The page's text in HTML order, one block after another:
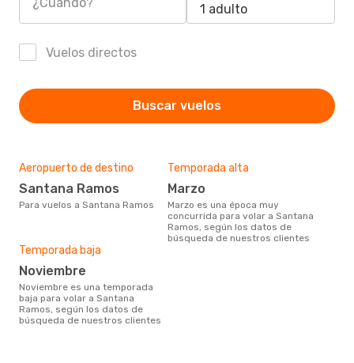
1 adulto
Vuelos directos
Buscar vuelos
Aeropuerto de destino
Santana Ramos
Para vuelos a Santana Ramos
Temporada alta
marzo
marzo es una época muy
concurrida para volar a Santana
Ramos, según los datos de
búsqueda de nuestros clientes
Temporada baja
noviembre
noviembre es una temporada
baja para volar a Santana
Ramos, según los datos de
búsqueda de nuestros clientes